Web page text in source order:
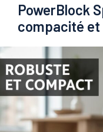
PowerBlock
compacité